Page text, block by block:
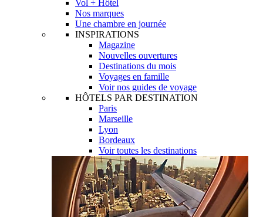
Vol + Hôtel
Nos marques
Une chambre en journée
INSPIRATIONS
Magazine
Nouvelles ouvertures
Destinations du mois
Voyages en famille
Voir nos guides de voyage
HÔTELS PAR DESTINATION
Paris
Marseille
Lyon
Bordeaux
Voir toutes les destinations